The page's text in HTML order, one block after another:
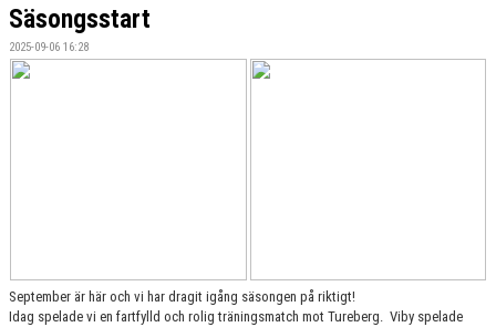
Säsongsstart
2025-09-06 16:28
September är här och vi har dragit igång säsongen på riktigt!
Idag spelade vi en fartfylld och rolig träningsmatch mot Tureberg. Viby spelade